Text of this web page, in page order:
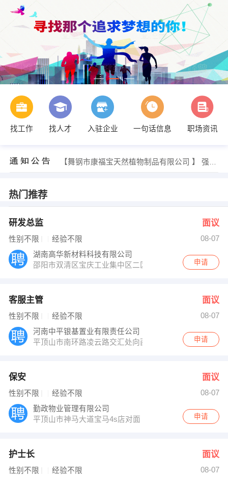
找工作 找人才 入驻企业 一句话信息
职场资讯
【舞钢市康福宝天然植物制品有限公司 】 强势入驻
人事部 发布 [水电工 ] 招聘信息
【郑州凯文传媒有限公司 】 强势入驻
热门推荐
研发总监 面议
性别不限 经验不限
08-07
湖南高华新材料科技有限公司
邵阳市双清区宝庆工业集中区二区四栋厂房
申请
客服主管 面议
性别不限 经验不限
08-07
河南中平银基置业有限责任公司
平顶山市南环路凌云路交汇处向西中平银基办公区
申请
保安 面议
性别不限 经验不限
08-07
勤政物业管理有限公司
平顶山市神马大道宝马4s店对面
申请
护士长 面议
性别不限 经验不限
08-07